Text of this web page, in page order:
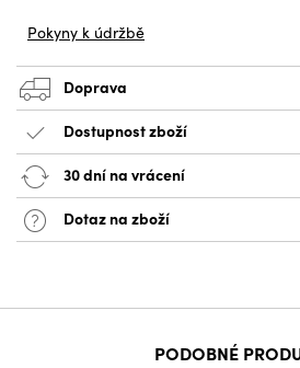
Pokyny k údržbě
Doprava
Dostupnost zboží
30 dní na vrácení
Dotaz na zboží
PODOBNÉ